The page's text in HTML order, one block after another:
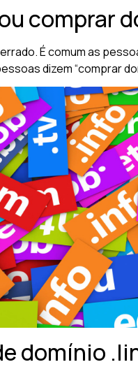
comprar
É comum as
dizem “comprar
domínio